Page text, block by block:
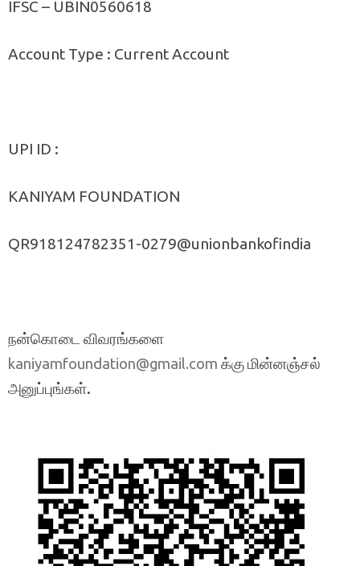
IFSC – UBIN0560618
Account Type : Current Account
UPI ID :
KANIYAM FOUNDATION
QR918124782351-0279@unionbankofindia
நன்கொடை விவரங்களை
kaniyamfoundation@gmail.com க்கு மின்னஞ்சல்
அனுப்புங்கள்.